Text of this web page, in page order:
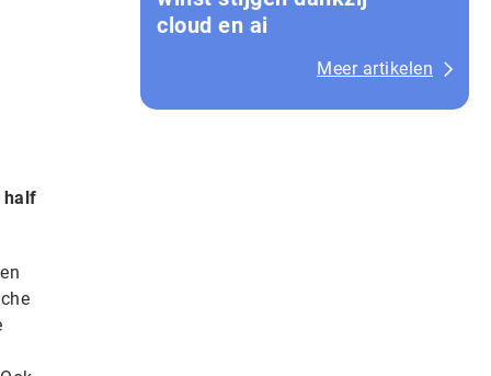
half
cloud en ai
Meer artikelen